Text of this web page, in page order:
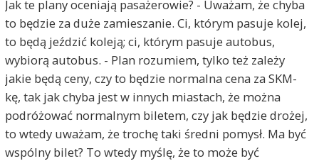
Jak te plany oceniają pasażerowie? - Uważam, że chyba
to będzie za duże zamieszanie. Ci, którym pasuje kolej,
to będą jeździć koleją; ci, którym pasuje autobus,
wybiorą autobus. - Plan rozumiem, tylko też zależy
jakie będą ceny, czy to będzie normalna cena za SKM-
kę, tak jak chyba jest w innych miastach, że można
podróżować normalnym biletem, czy jak będzie drożej,
to wtedy uważam, że trochę taki średni pomysł. Ma być
wspólny bilet? To wtedy myślę, że to może być